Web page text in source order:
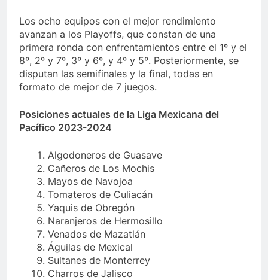
Los ocho equipos con el mejor rendimiento
avanzan a los Playoffs, que constan de una
primera ronda con enfrentamientos entre el 1º y el
8º, 2º y 7º, 3º y 6º, y 4º y 5º. Posteriormente, se
disputan las semifinales y la final, todas en
formato de mejor de 7 juegos.
Posiciones actuales de la Liga Mexicana del
Pacífico 2023-2024
Algodoneros de Guasave
Cañeros de Los Mochis
Mayos de Navojoa
Tomateros de Culiacán
Yaquis de Obregón
Naranjeros de Hermosillo
Venados de Mazatlán
Águilas de Mexical
Sultanes de Monterrey
Charros de Jalisco